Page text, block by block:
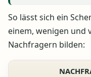
So lässt sich ein
einem, wenigen und
Nachfragern bilden: